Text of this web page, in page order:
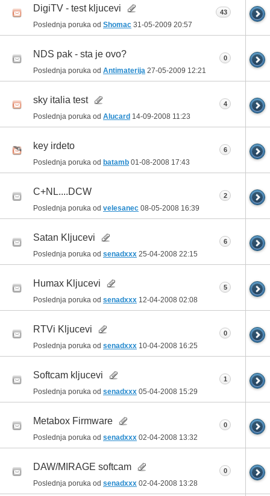
DigiTV - test kljucevi
Poslednja poruka od Shomac 31-05-2009 20:57
43
NDS pak - sta je ovo?
Poslednja poruka od Antimaterija 27-05-2009 12:21
0
sky italia test
Poslednja poruka od Alucard 14-09-2008 11:23
4
key irdeto
Poslednja poruka od batamb 01-08-2008 17:43
6
C+NL....DCW
Poslednja poruka od velesanec 08-05-2008 16:39
2
Satan Kljucevi
Poslednja poruka od senadxxx 25-04-2008 22:15
6
Humax Kljucevi
Poslednja poruka od senadxxx 12-04-2008 02:08
5
RTVi Kljucevi
Poslednja poruka od senadxxx 10-04-2008 16:25
0
Softcam kljucevi
Poslednja poruka od senadxxx 05-04-2008 15:29
1
Metabox Firmware
Poslednja poruka od senadxxx 02-04-2008 13:32
0
DAW/MIRAGE softcam
Poslednja poruka od senadxxx 02-04-2008 13:28
0